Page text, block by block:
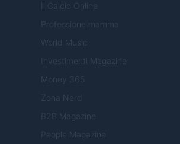
Il Calcio Online
Professione mamma
World Music
Investimenti Magazine
Money 365
Zona Nerd
B2B Magazine
People Magazine